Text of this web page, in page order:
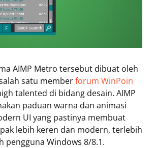
AIMP Metro tersebut dibuat oleh
satu memberforum WinPoin
talented di bidang desain. AIMP
paduan warna dan animasi
UI yang pastinya membuat
lebih keren dan modern, terlebih
pengguna Windows 8/8.1.